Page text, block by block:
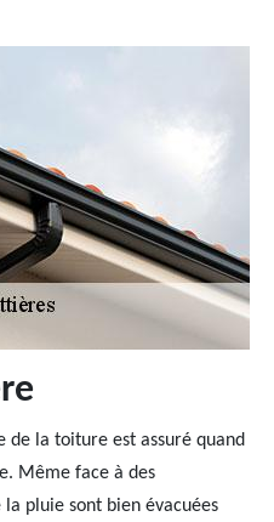
de la toiture est assuré quand
Même face à des
pluie sont bien évacuées